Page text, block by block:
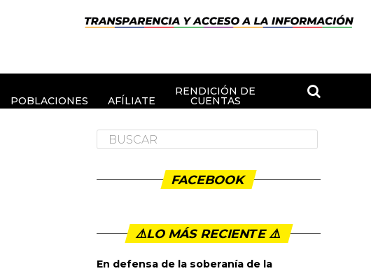
POBLACIONES AFÍLIATE
RENDICIÓN DE
CUENTAS
FACEBOOK
⚠️LO MÁS RECIENTE ⚠️️
En defensa de la soberanía de la